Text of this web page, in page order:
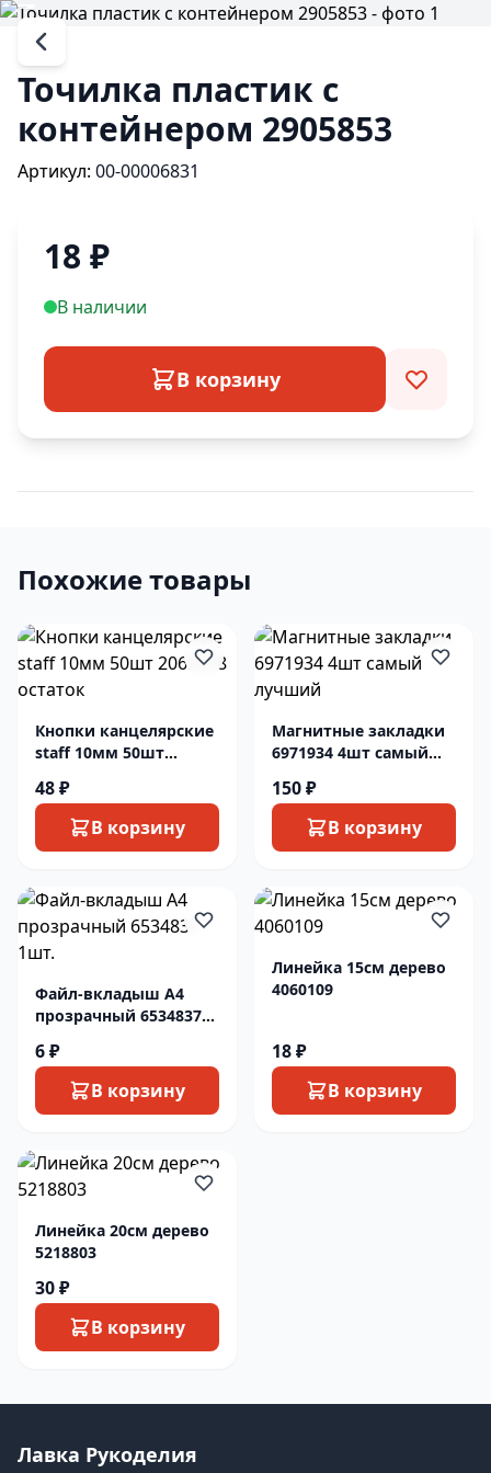
Точилка пластик с
контейнером 2905853
Артикул: 00-00006831
18 ₽
В наличии
В корзину
Похожие товары
Кнопки канцелярские
staff 10мм 50шт
48 ₽
В корзину
Магнитные закладки
6971934 4шт самый
150 ₽
В корзину
Файл-вкладыш А4
прозрачный 6534837
6 ₽
В корзину
Линейка 15см дерево
4060109
18 ₽
В корзину
Линейка 20см дерево
5218803
30 ₽
В корзину
Лавка Рукоделия